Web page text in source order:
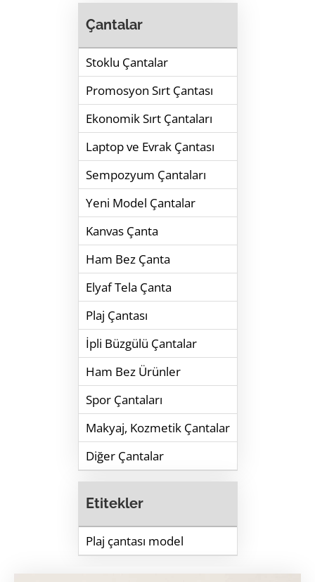
Çantalar
Stoklu Çantalar
Promosyon Sırt Çantası
Ekonomik Sırt Çantaları
Laptop ve Evrak Çantası
Sempozyum Çantaları
Yeni Model Çantalar
Kanvas Çanta
Ham Bez Çanta
Elyaf Tela Çanta
Plaj Çantası
İpli Büzgülü Çantalar
Ham Bez Ürünler
Spor Çantaları
Makyaj, Kozmetik Çantalar
Diğer Çantalar
Etitekler
Plaj çantası model